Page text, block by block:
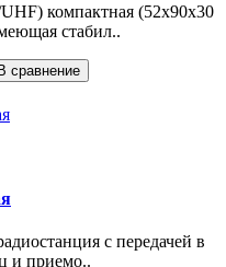
компактная (52х90х30
стабил..
сравнение
с передачей в
и приемо..